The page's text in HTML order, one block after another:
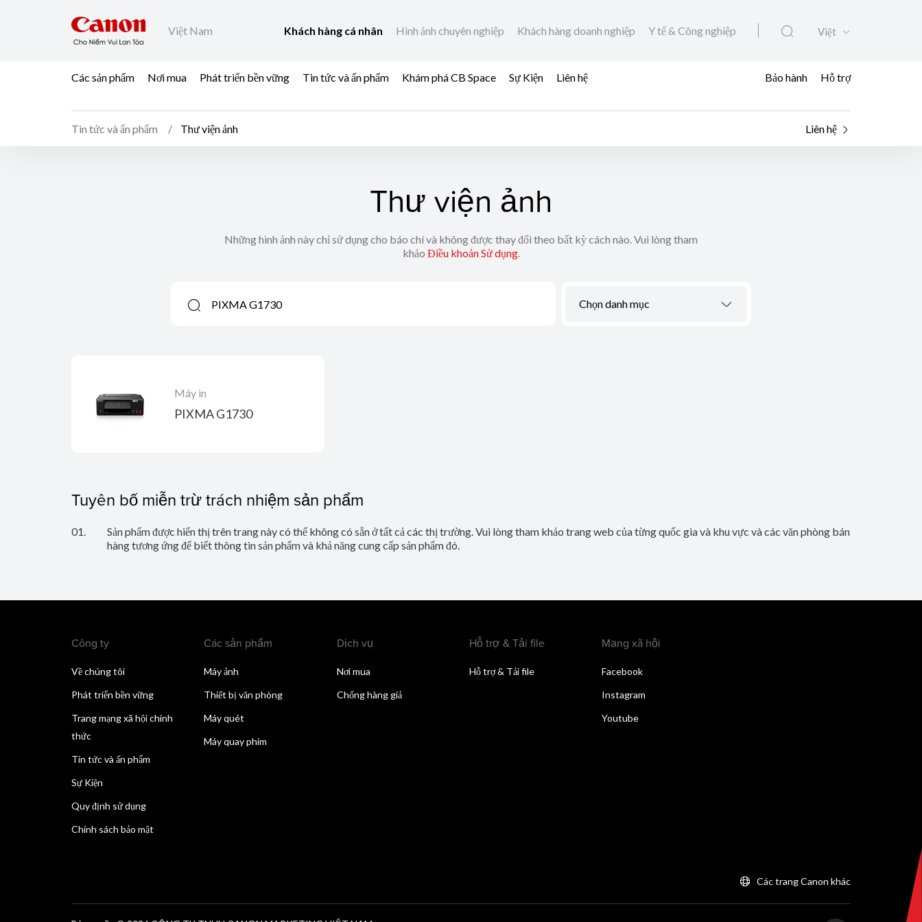
Việt Nam Khách hàng cá nhân Hình ảnh chuyên nghiệp Khách hàng doanh nghiệp Y tế & Công nghiệp Việt
Các sản phẩm Nơi mua Phát triển bền vững Tin tức và ấn phẩm Khám phá CB Space Sự Kiện Liên hệ Bảo hành Hỗ trợ
Tin tức và ấn phẩm Thư viện ảnh Liên hệ
Thư viện ảnh
Những hình ảnh này chỉ sử dụng cho báo chí và không được thay đổi theo bất kỳ cách nào. Vui lòng tham
khảo Điều khoản Sử dụng.
Chọn danh mục
Máy in
PIXMA G1730
Tuyên bố miễn trừ trách nhiệm sản phẩm
01.
Sản phẩm được hiển thị trên trang này có thể không có sẵn ở tất cả các thị trường. Vui lòng tham khảo trang web của từng quốc gia và khu vực và các văn phòng bán
hàng tương ứng để biết thông tin sản phẩm và khả năng cung cấp sản phẩm đó.
Công ty
Về chúng tôi
Phát triển bền vững
Trang mạng xã hội chính
thức
Tin tức và ấn phẩm
Sự Kiện
Quy định sử dụng
Chính sách bảo mật
Các sản phẩm
Máy ảnh
Thiết bị văn phòng
Máy quét
Máy quay phim
Dịch vụ
Nơi mua
Chống hàng giả
Hỗ trợ & Tải file
Hỗ trợ & Tải file
Mạng xã hội
Facebook
Instagram
Youtube
Các trang Canon khác